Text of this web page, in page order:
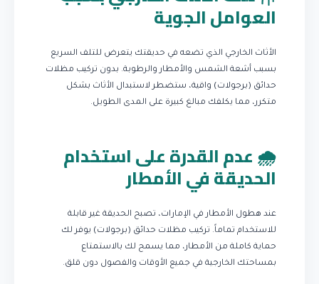
العوامل الجوية
الأثاث الخارجي الذي تضعه في حديقتك يتعرض للتلف السريع
بسبب أشعة الشمس والأمطار والرطوبة. بدون تركيب مظلات
حدائق (برجولات) واقية، ستضطر لاستبدال الأثاث بشكل
متكرر، مما يكلفك مبالغ كبيرة على المدى الطويل.
🌧️ عدم القدرة على استخدام
الحديقة في الأمطار
عند هطول الأمطار في الإمارات، تصبح الحديقة غير قابلة
للاستخدام تماماً. تركيب مظلات حدائق (برجولات) يوفر لك
حماية كاملة من الأمطار، مما يسمح لك بالاستمتاع
بمساحتك الخارجية في جميع الأوقات والفصول دون قلق.